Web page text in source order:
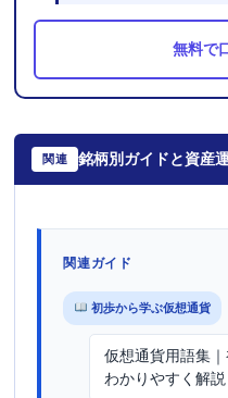
無料で
関連 銘柄別ガイドと資産
関連ガイド
初歩から学ぶ仮想通貨
仮想通貨用語集
わかりやすく解説